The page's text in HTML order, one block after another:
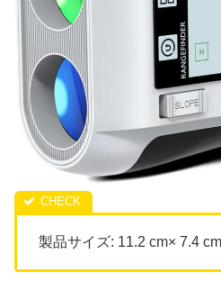
製品サイズ: 11.2 cm× 7.4